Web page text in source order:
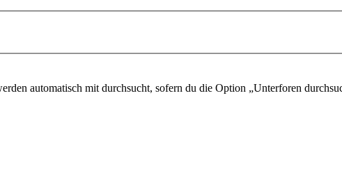
automatisch mit durchsucht, sofern du die Option „Unterforen